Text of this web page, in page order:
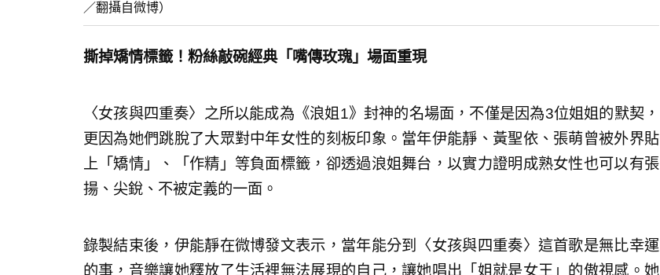
／翻攝自微博）
撕掉矯情標籤！粉絲敲碗經典「嘴傳玫瑰」場面重現
〈女孩與四重奏〉之所以能成為《浪姐1》封神的名場面，不僅是因為3位姐姐的默契，
更因為她們跳脫了大眾對中年女性的刻板印象。當年伊能靜、黃聖依、張萌曾被外界貼
上「矯情」、「作精」等負面標籤，卻透過浪姐舞台，以實力證明成熟女性也可以有張
揚、尖銳、不被定義的一面。
錄製結束後，伊能靜在微博發文表示，當年能分到〈女孩與四重奏〉這首歌是無比幸運
的事，音樂讓她釋放了生活裡無法展現的自己，讓她唱出「姐就是女王」的傲視感。她